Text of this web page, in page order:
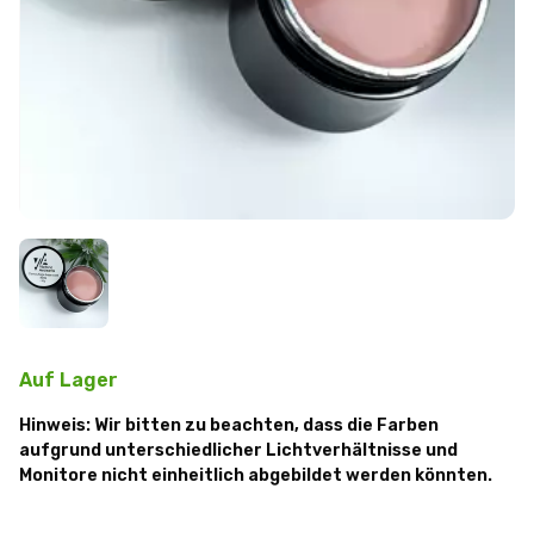
Auf Lager
Hinweis: Wir bitten zu beachten, dass die Farben
aufgrund unterschiedlicher Lichtverhältnisse und
Monitore nicht einheitlich abgebildet werden könnten.